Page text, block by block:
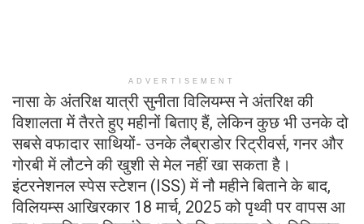
ADVERTISEMENT
नासा के अंतरिक्ष यात्री सुनीता विलियम्स ने अंतरिक्ष की
विशालता में तैरते हुए महीनों बिताए हैं, लेकिन कुछ भी उनके दो
सबसे वफादार साथियों- उनके लैब्राडोर रिट्रीवर्स, गनर और
गोरबी में लौटने की खुशी से मेल नहीं खा सकता है।
इंटरनेशनल स्पेस स्टेशन (ISS) में नौ महीने बिताने के बाद,
विलियम्स आखिरकार 18 मार्च, 2025 को पृथ्वी पर वापस आ